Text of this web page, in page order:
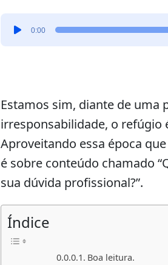
0:00
Estamos sim, diante de uma
irresponsabilidade, o refúgio
Aproveitando essa época
é sobre conteúdo chamado
sua dúvida profissional?”.
Índice
Boa leitura.